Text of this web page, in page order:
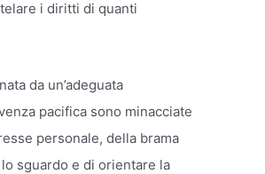
i diritti di quanti
da un’adeguata
pacifica sono minacciate
personale, della brama
sguardo e di orientare la